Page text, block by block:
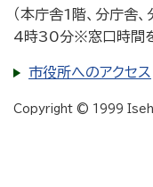
（本庁舎1階、分庁舎
4時30分※窓口時間を
市役所へのアクセス
Copyright © 1999